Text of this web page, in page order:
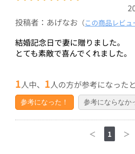
投稿者：あげなお （この商品レビュ
結婚記念日で妻に贈りました。
とても素敵で喜んでくれました。
1人中、 1人の方が参考になった
参考になった！ 参考にならなか
＜ 1 ＞